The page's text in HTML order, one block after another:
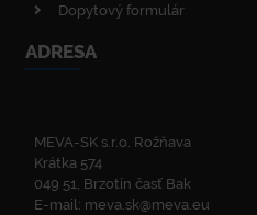
Dopytový formulár
ADRESA
MEVA-SK s.r.o. Rožňava
Krátka 574
049 51, Brzotín časť Bak
E-mail: meva.sk@meva.eu